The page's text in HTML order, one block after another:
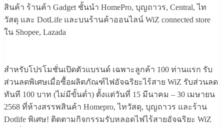
สินค้า ร้านค้า Gadget ชั้นนำ HomePro, บุญถาวร, Central, ไท
วัสดุ และ DotLife และบนร้านค้าออนไลน์ WiZ connected store
ใน Shopee, Lazada
สำหรับโปรโมชั่นเปิดตัวแบรนด์ เฉพาะลูกค้า 100 ท่านแรก รับ
ส่วนลดพิเศษเมื่อซื้อผลิตภัณฑ์ไฟอัจฉริยะไร้สาย WiZ รับส่วนลด
ทันที 100 บาท (ไม่มีขั้นต่ำ) ตั้งแต่วันที่ 15 มีนาคม – 30 เมษายน
2568 ที่ห้างสรรพสินค้า Homepro, ไทวัสดุ, บุญถาวร และร้าน
Dotlife พิเศษ! ติดตามกิจกรรมรับหลอดไฟไร้สายอัจฉริยะ WiZ